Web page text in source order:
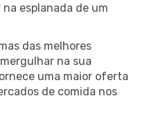
esplanada de um
das melhores
na sua
uma maior oferta
de comida nos